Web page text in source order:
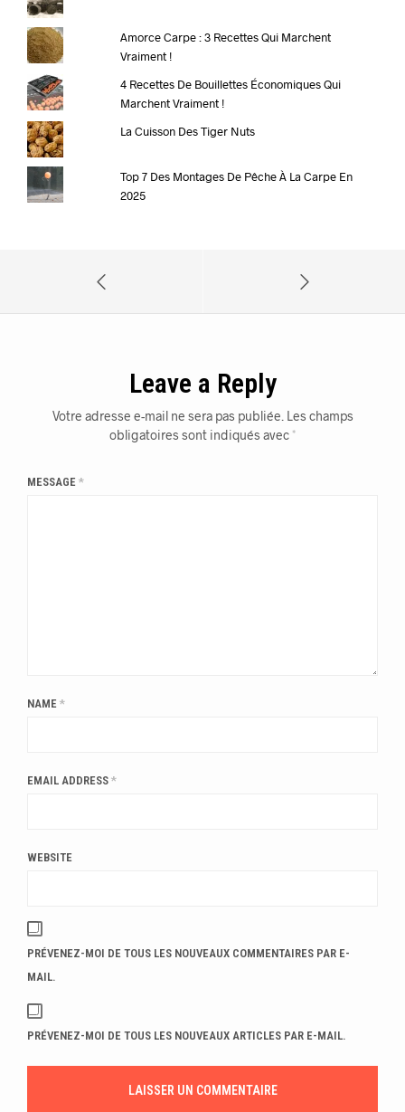
Amorce Carpe : 3 Recettes Qui Marchent
Vraiment !
4 Recettes De Bouillettes Économiques Qui
Marchent Vraiment !
La Cuisson Des Tiger Nuts
Top 7 Des Montages De Pêche À La Carpe En
2025
Leave a Reply
Votre adresse e-mail ne sera pas publiée. Les champs
obligatoires sont indiqués avec *
MESSAGE *
NAME *
EMAIL ADDRESS *
WEBSITE
PRÉVENEZ-MOI DE TOUS LES NOUVEAUX COMMENTAIRES PAR E-
MAIL.
PRÉVENEZ-MOI DE TOUS LES NOUVEAUX ARTICLES PAR E-MAIL.